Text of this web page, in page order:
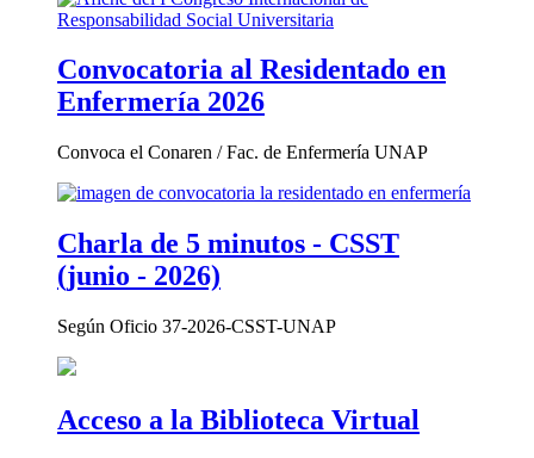
Convocatoria al Residentado en
Enfermería 2026
Convoca el Conaren / Fac. de Enfermería UNAP
Charla de 5 minutos - CSST
(junio - 2026)
Según Oficio 37-2026-CSST-UNAP
Acceso a la Biblioteca Virtual